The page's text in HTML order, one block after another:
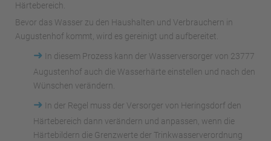
Härtebereich.
Bevor das Wasser zu den Haushalten und Verbrauchern in
Augustenhof kommt, wird es gereinigt und aufbereitet.
➜
In diesem Prozess kann der Wasserversorger von 23777
Augustenhof auch die Wasserhärte einstellen und nach den
Wünschen verändern.
➜
In der Regel muss der Versorger von Heringsdorf den
Härtebereich dann verändern und anpassen, wenn die
Härtebildern die Grenzwerte der Trinkwasserverordnung